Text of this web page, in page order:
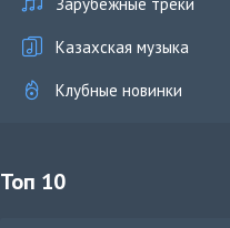
Казахская музыка
Клубные новинки
Топ 10